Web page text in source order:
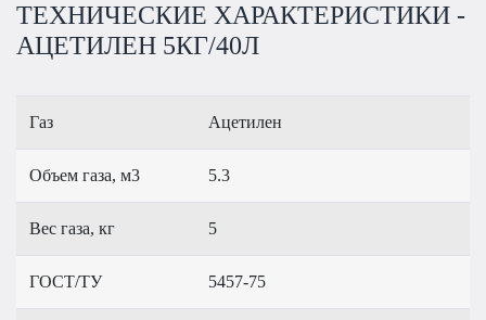
ТЕХНИЧЕСКИЕ ХАРАКТЕРИСТИКИ -
АЦЕТИЛЕН 5КГ/40Л
Газ Ацетилен
Объем газа, м3 5.3
Вес газа, кг 5
ГОСТ/ТУ 5457-75